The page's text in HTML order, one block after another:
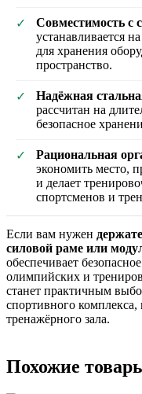
✓ Совместимость с
устанавливается
для хранения
пространство.
✓ Надёжная
рассчитан на
безопасное
✓ Рациональная
экономить место,
и делает
спортсменов и
Если вам нужен
силовой раме или
обеспечивает
олимпийских и
станет практичным
спортивного
тренажёрного зала.
Похожие